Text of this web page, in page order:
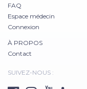
FAQ
Espace médecin
Connexion
À PROPOS
Contact
SUIVEZ-NOUS :